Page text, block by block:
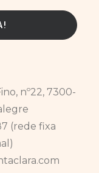
nº22, 7300-
(rede fixa